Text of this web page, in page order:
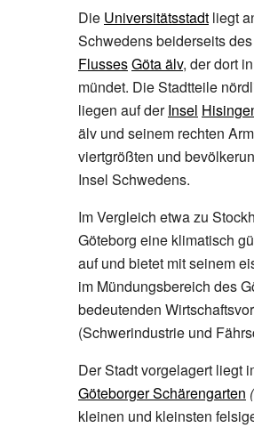
Die Universitätsstadt liegt
Schwedens beiderseits
FlussesGöta älv, der dort
mündet. Die Stadtteile
liegen auf derInsel
älv und seinem rechten
viertgrößten und
Insel Schwedens.
Im Vergleich etwa zu
Göteborg eine klimatisch
auf und bietet mit seinem
im Mündungsbereich des
bedeutenden
(Schwerindustrie und
Der Stadt vorgelagert liegt
Göteborger Schärengarten
kleinen und kleinsten